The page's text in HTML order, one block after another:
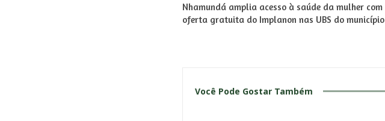
Nhamundá amplia acesso à saúde da mulher com
oferta gratuita do Implanon nas UBS do município
Você Pode Gostar Também